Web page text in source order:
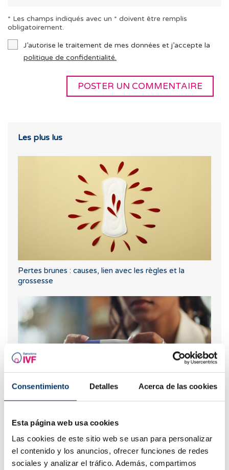
Consentimiento Detalles Acerca de las cookies
Esta página web usa cookies
Las cookies de este sitio web se usan para personalizar
el contenido y los anuncios, ofrecer funciones de redes
sociales y analizar el tráfico. Además, compartimos
* Les champs indiqués avec un * doivent être remplis
obligatoirement.
J’autorise le traitement de mes données et j’accepte la
politique de confidentialité.
Les plus lus
Pertes brunes : causes, lien avec les règles et la
grossesse
grossesse négatif ?